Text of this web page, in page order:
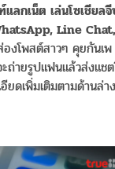
ลกเน็ต เล่นโซเชียล
Line Chat,
งโพสต์สาวๆ คุยกันเพ
ถ่ายรูปแฟนแล้วส่งแช
ยดเพิ่มเติมตามด้านล่า